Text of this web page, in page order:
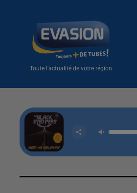
Toute l'actualité de votre région